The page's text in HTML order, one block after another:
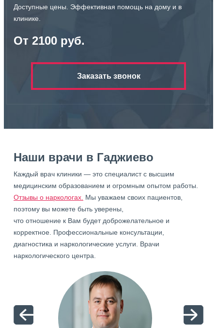
Доступные цены. Эффективная помощь на дому и в
клинике.
От 2100 руб.
Заказать звонок
Наши врачи в Гаджиево
Каждый врач клиники — это специалист с высшим
медицинским образованием и огромным опытом работы.
Отзывы о наркологах. Мы уважаем своих пациентов,
поэтому вы можете быть уверены,
что отношение к Вам будет доброжелательное и
корректное. Профессиональные консультации,
диагностика и наркологические услуги. Врачи
наркологического центра.